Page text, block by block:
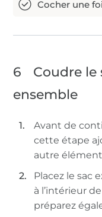
6
Coudre le
ensemble
Avant de
cette étape
autre
Placez le sac
à l’intérieur
préparez